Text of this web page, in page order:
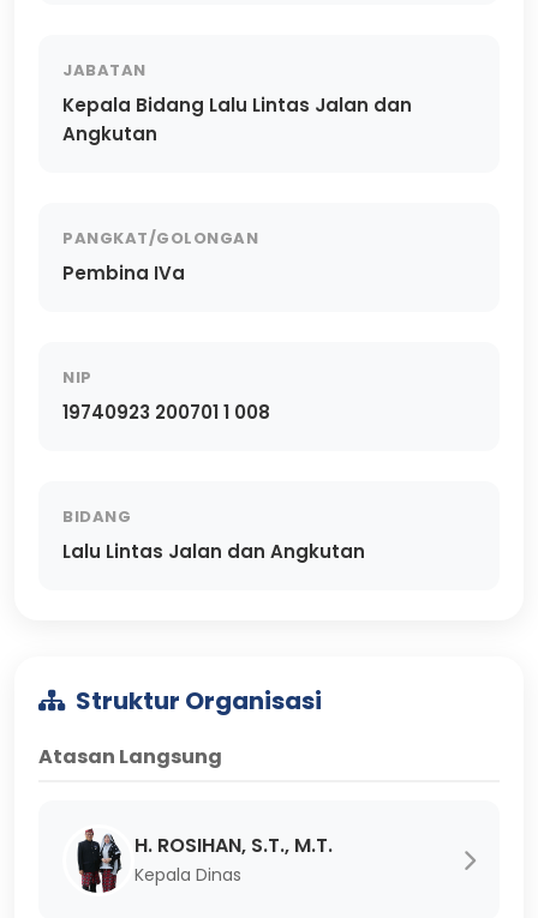
JABATAN
Kepala Bidang Lalu Lintas Jalan dan
Angkutan
PANGKAT/GOLONGAN
Pembina IVa
NIP
19740923 200701 1 008
BIDANG
Lalu Lintas Jalan dan Angkutan
Struktur Organisasi
Atasan Langsung
H. ROSIHAN, S.T., M.T.
Kepala Dinas